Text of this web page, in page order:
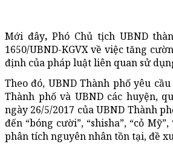
Mới đây,Phó Chủ tịch UBND
1650/UBND-KGVX về việc tăng
định của pháp luật liên quan sử
Theo đó, UBND Thành phố yêu
Thành phố và UBND các huyện,
ngày 26/5/2017 của UBND Thành
đến “bóng cười”, “shisha”, “cỏ
phân tích nguyên nhân tồn tại, đề